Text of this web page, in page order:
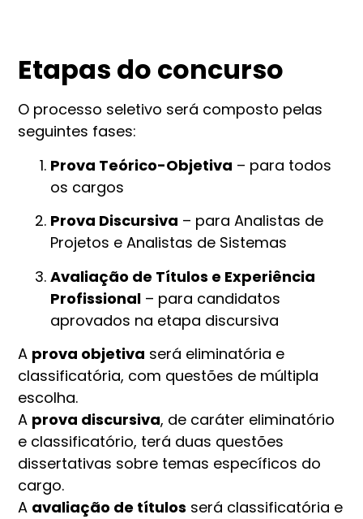
Etapas do concurso
O processo seletivo será composto pelas
seguintes fases:
Prova Teórico-Objetiva – para todos
os cargos
Prova Discursiva – para Analistas de
Projetos e Analistas de Sistemas
Avaliação de Títulos e Experiência
Profissional – para candidatos
aprovados na etapa discursiva
A prova objetiva será eliminatória e
classificatória, com questões de múltipla
escolha.
A prova discursiva, de caráter eliminatório
e classificatório, terá duas questões
dissertativas sobre temas específicos do
cargo.
A avaliação de títulos será classificatória e